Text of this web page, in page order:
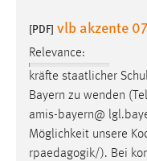
[PDF] vlb akzente
Relevance:
kräfte staatlicher
Bayern zu wenden
amis-bayern@
Möglichkeit unsere
rpaedagogik/). Bei